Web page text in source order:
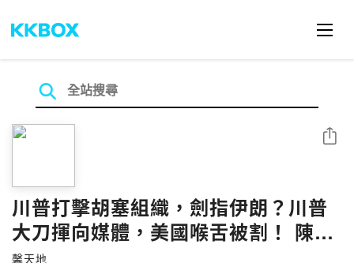
川普打擊胡塞組織，劍指伊朗？川普
大刀揮向媒體，美國喉舌被割！ 陳鳳
馨 ╳ 李大中
馨天地
分享